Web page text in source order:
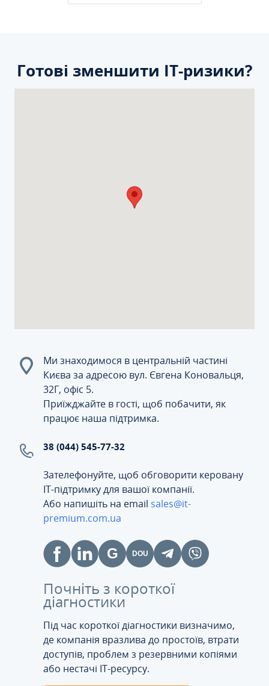
Готові зменшити ІТ-ризики?
Ми знаходимося в центральній частині
Києва за адресою вул. Євгена Коновальця,
32Г, офіс 5.
Приїжджайте в гості, щоб побачити, як
працює наша підтримка.
38 (044) 545-77-32
Зателефонуйте, щоб обговорити керовану
ІТ-підтримку для вашої компанії.
Або напишіть на email sales@it-
premium.com.ua
Почніть з короткої
діагностики
Під час короткої діагностики визначимо,
де компанія вразлива до простоїв, втрати
доступів, проблем з резервними копіями
або нестачі IT-ресурсу.